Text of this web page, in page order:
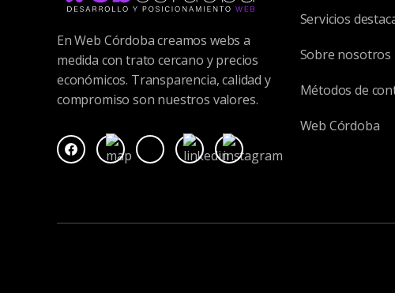
En Web Córdoba creamos webs a
medida con trato cercano y precios
económicos. Transparencia, calidad y
compromiso son nuestros valores.
Servicios
Sobre nosotros
Métodos de
Web Córdoba